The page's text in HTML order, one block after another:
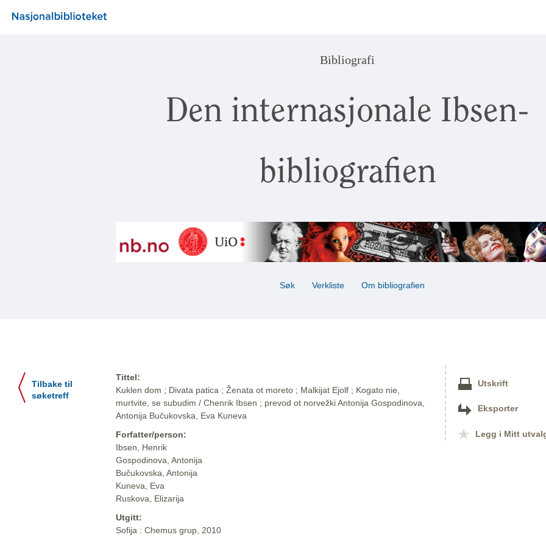
Bibliografi
Den internasjonale Ibsen-
bibliografien
Søk Verkliste Om bibliografien
Tilbake til
søketreff
Tittel:
Kuklen dom ; Divata patica ; Ženata ot moreto ; Malkijat Ejolf ; Kogato nie,
murtvite, se subudim / Chenrik Ibsen ; prevod ot norvežki Antonija Gospodinova,
Antonija Bučukovska, Eva Kuneva
Forfatter/person:
Ibsen, Henrik
Gospodinova, Antonija
Bučukovska, Antonija
Kuneva, Eva
Ruskova, Elizarija
Utgitt:
Sofija : Chemus grup, 2010
Utskrift
Eksporter
Legg i Mitt